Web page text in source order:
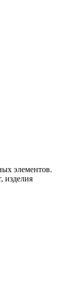
элементов.
изделия